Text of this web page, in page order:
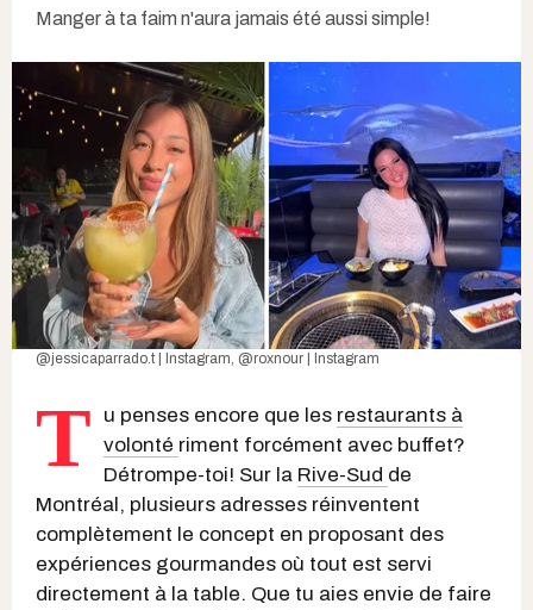
Manger à ta faim n'aura jamais été aussi simple!
@jessicaparrado.t | Instagram @roxnour | Instagram
T u penses encore que les restaurants à
volonté riment forcément avec buffet?
Détrompe-toi! Sur la Rive-Sud de
Montréal, plusieurs adresses réinventent
complètement le concept en proposant des
expériences gourmandes où tout est servi
directement à la table. Que tu aies envie de faire